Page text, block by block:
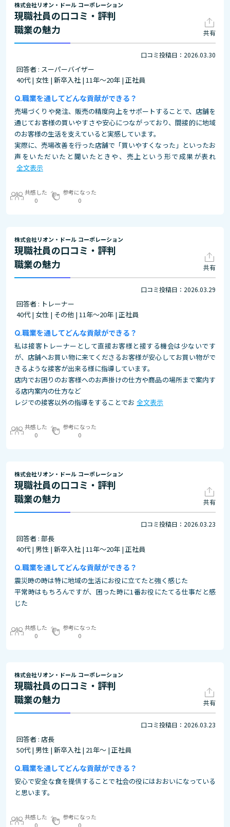
株式会社リオン・ドール コーポレーション
現職社員の口コミ・評判
職業の魅力
共有
口コミ投稿日：2026.03.30
回答者 : スーパーバイザー
40代 | 女性 | 新卒入社 | 11年～20年 | 正社員
職業を通してどんな貢献ができる？
売場づくりや発注、販売の精度向上をサポートすることで、店舗を
通じてお客様の買いやすさや安心につながっており、間接的に地域
のお客様の生活を支えていると実感しています。
実際に、売場改善を行った店舗で「買いやすくなった」といったお
声をいただいたと聞いたときや、売上という形で成果が表れ
全文表示
共感した
0
参考になった
0
株式会社リオン・ドール コーポレーション
現職社員の口コミ・評判
職業の魅力
共有
口コミ投稿日：2026.03.29
回答者 : トレーナー
40代 | 女性 | その他 | 11年～20年 | 正社員
職業を通してどんな貢献ができる？
私は接客トレーナーとして直接お客様と接する機会は少ないです
が、店舗へお買い物に来てくださるお客様が安心してお買い物がで
きるような接客が出来る様に指導しています。
店内でお困りのお客様へのお声掛けの仕方や商品の場所まで案内す
る店内案内の仕方など
レジでの接客以外の指導をすることでお 全文表示
共感した
0
参考になった
0
株式会社リオン・ドール コーポレーション
現職社員の口コミ・評判
職業の魅力
共有
口コミ投稿日：2026.03.23
回答者 : 部長
40代 | 男性 | 新卒入社 | 11年～20年 | 正社員
職業を通してどんな貢献ができる？
震災時の時は特に地域の生活にお役に立てたと強く感じた
平常時はもちろんですが、困った時に1番お役にたてる仕事だと感
じた
共感した
0
参考になった
0
株式会社リオン・ドール コーポレーション
現職社員の口コミ・評判
職業の魅力
共有
口コミ投稿日：2026.03.23
回答者 : 店長
50代 | 男性 | 新卒入社 | 21年～ | 正社員
職業を通してどんな貢献ができる？
安心で安全な食を提供することで社会の役にはおおいになっている
と思います。
共感した
0
参考になった
0